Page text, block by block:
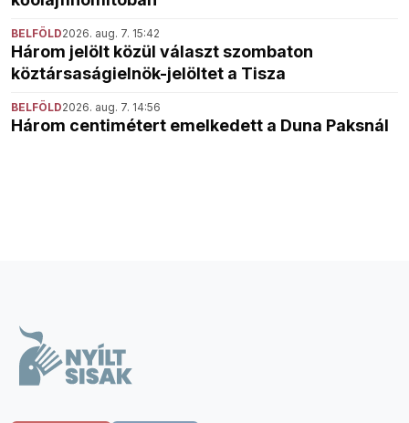
BELFÖLD2026. aug. 7. 15:42
Három jelölt közül választ szombaton
köztársaságielnök-jelöltet a Tisza
BELFÖLD2026. aug. 7. 14:56
Három centimétert emelkedett a Duna Paksnál